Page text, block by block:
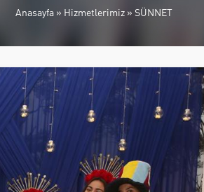
Anasayfa » Hizmetlerimiz » SÜNNET